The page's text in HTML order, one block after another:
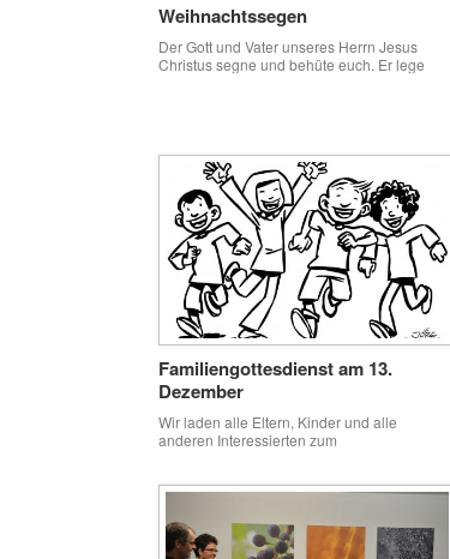
Weihnachtssegen
Der Gott und Vater unseres Herrn Jesus
Christus segne und behüte euch. Er lege
Familien mit seinem Frieden. So gehet hin in
die Weihnacht im Namen des […]
Familiengottesdienst am 13.
Dezember
Wir laden alle Eltern, Kinder und alle
anderen Interessierten zum
in die Martin-Luther-Kirche Vöhringen ein.